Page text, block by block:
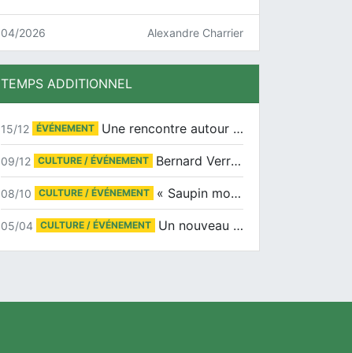
04/2026 Alexandre Charrier
TEMPS ADDITIONNEL
15/12 ÉVÉNEMENT Une rencontre autour de Jean-Claude Suaudeau
09/12 CULTURE / ÉVÉNEMENT Bernard Verret en dédicaces le samedi 13 décembre à l’Espace Culturel Atlantis
08/10 CULTURE / ÉVÉNEMENT « Saupin mon amour » au salon du livre de Trentemoult
05/04 CULTURE / ÉVÉNEMENT Un nouveau tirage pour le Docu-BD